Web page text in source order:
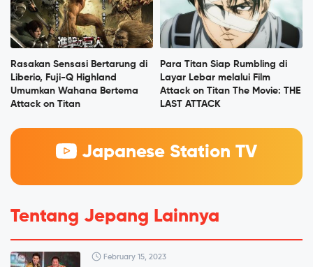
Rasakan Sensasi Bertarung di
Liberio, Fuji-Q Highland
Umumkan Wahana Bertema
Attack on Titan
Para Titan Siap Rumbling di
Layar Lebar melalui Film
Attack on Titan The Movie: THE
LAST ATTACK
Japanese Station TV
Tentang Jepang Lainnya
February 15, 2023